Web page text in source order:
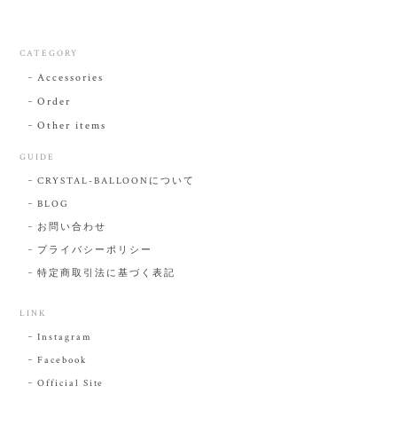
CATEGORY
Accessories
Order
Other items
GUIDE
CRYSTAL-BALLOONについて
BLOG
お問い合わせ
プライバシーポリシー
特定商取引法に基づく表記
LINK
Instagram
Facebook
Official Site